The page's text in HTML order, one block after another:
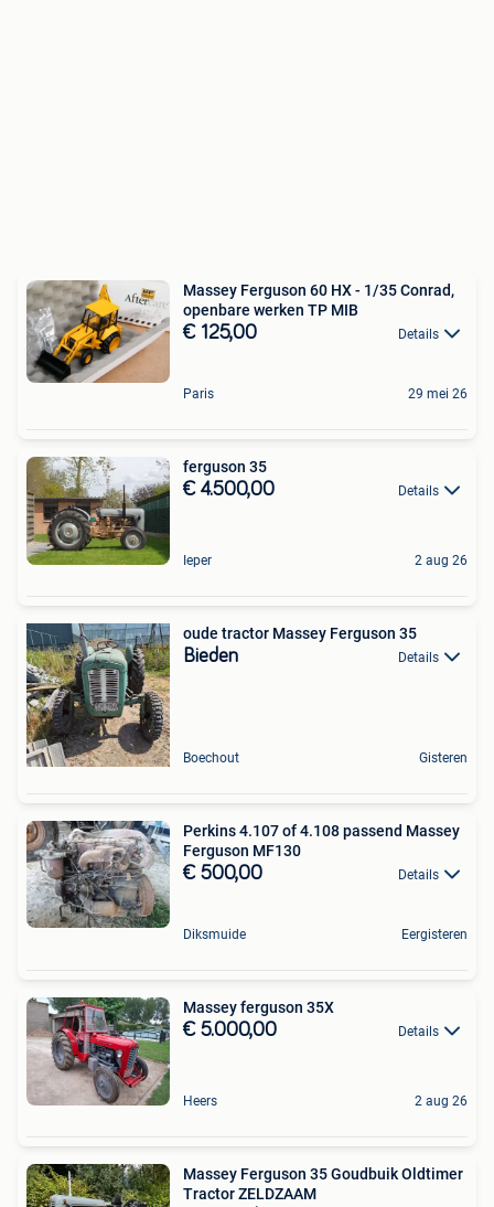
Massey Ferguson 60 HX - 1/35 Conrad,
openbare werken TP MIB
€ 125,00 Details
Paris 29 mei 26
ferguson 35
€ 4.500,00 Details
Ieper 2 aug 26
oude tractor Massey Ferguson 35
Bieden Details
Boechout Gisteren
Perkins 4.107 of 4.108 passend Massey
Ferguson MF130
€ 500,00 Details
Diksmuide Eergisteren
Massey ferguson 35X
€ 5.000,00 Details
Heers 2 aug 26
Massey Ferguson 35 Goudbuik Oldtimer
Tractor ZELDZAAM